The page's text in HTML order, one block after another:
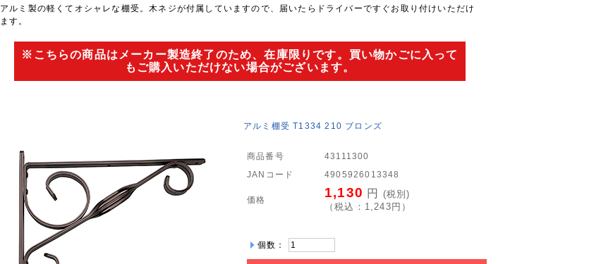
アルミ製の軽くてオシャレな棚受。木ネジが付属していますので、届いたらドライバーですぐお取り付けいただけ
ます。
※こちらの商品はメーカー製造終了のため、在庫限りです。買い物かごに入って
もご購入いただけない場合がございます。
アルミ棚受 T1334 210 ブロンズ
商品番号
43111300
JANコード
4905926013348
価格 1,130 円 (税別)
（税込： 1,243 円）
個数：